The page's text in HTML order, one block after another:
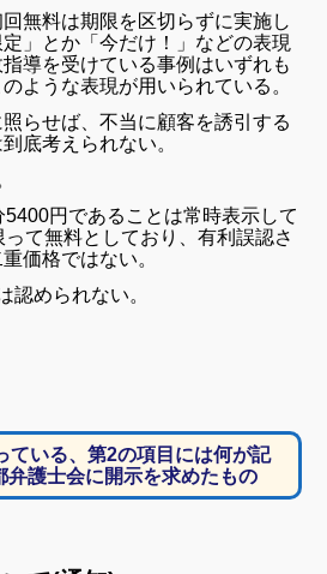
無料は期限を区切らずに実施し
」とか「今だけ！」などの表現
導を受けている事例はいずれも
ような表現が用いられている。
らせば、不当に顧客を誘引する
底考えられない。
円であることは常時表示して
て無料としており、有利誤認さ
価格ではない。
められない。
ている、第2の項目には何が記
弁護士会に開示を求めたもの